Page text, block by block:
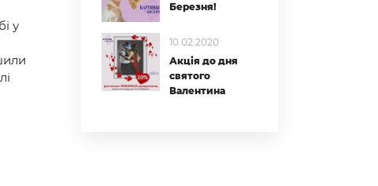
у
Березня!
10.02.2020
Акція до дня
святого
Валентина